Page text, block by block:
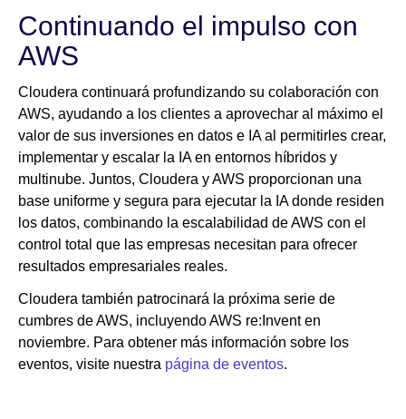
Continuando el impulso con
AWS
Cloudera continuará profundizando su colaboración con
AWS, ayudando a los clientes a aprovechar al máximo el
valor de sus inversiones en datos e IA al permitirles crear,
implementar y escalar la IA en entornos híbridos y
multinube. Juntos, Cloudera y AWS proporcionan una
base uniforme y segura para ejecutar la IA donde residen
los datos, combinando la escalabilidad de AWS con el
control total que las empresas necesitan para ofrecer
resultados empresariales reales.
Cloudera también patrocinará la próxima serie de
cumbres de AWS, incluyendo AWS re:Invent en
noviembre. Para obtener más información sobre los
eventos, visite nuestra página de eventos.